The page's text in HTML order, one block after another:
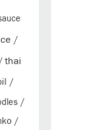
/
thai
/
/
/